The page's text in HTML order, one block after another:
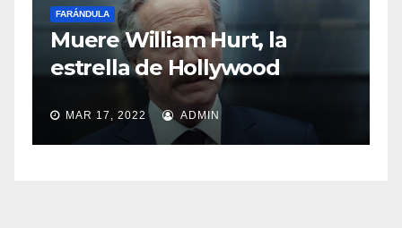
FARÁNDULA
Sasha Sokol habla sobre el
abuso de Luis de Llano
MAR 11, 2022 ADMIN